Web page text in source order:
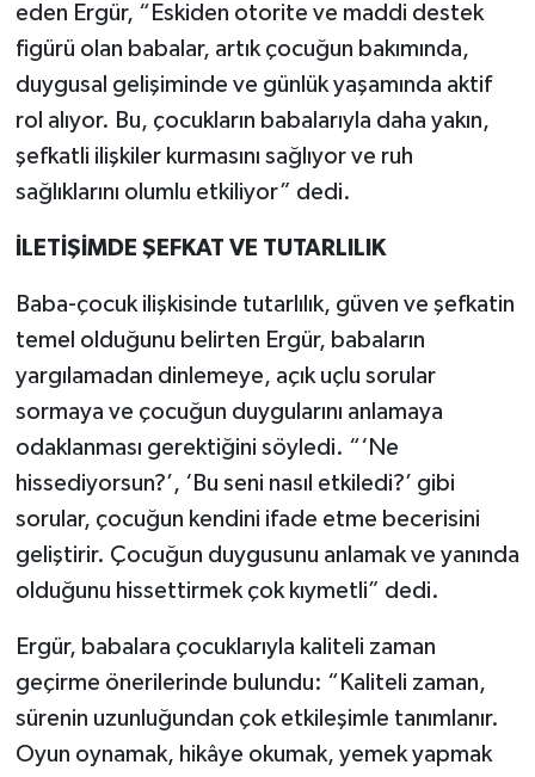
eden Ergür, “Eskiden otorite ve maddi destek
figürü olan babalar, artık çocuğun bakımında,
duygusal gelişiminde ve günlük yaşamında aktif
rol alıyor. Bu, çocukların babalarıyla daha yakın,
şefkatli ilişkiler kurmasını sağlıyor ve ruh
sağlıklarını olumlu etkiliyor” dedi.
İLETİŞİMDE ŞEFKAT VE TUTARLILIK
Baba-çocuk ilişkisinde tutarlılık, güven ve şefkatin
temel olduğunu belirten Ergür, babaların
yargılamadan dinlemeye, açık uçlu sorular
sormaya ve çocuğun duygularını anlamaya
odaklanması gerektiğini söyledi. “‘Ne
hissediyorsun?’, ‘Bu seni nasıl etkiledi?’ gibi
sorular, çocuğun kendini ifade etme becerisini
geliştirir. Çocuğun duygusunu anlamak ve yanında
olduğunu hissettirmek çok kıymetli” dedi.
Ergür, babalara çocuklarıyla kaliteli zaman
geçirme önerilerinde bulundu: “Kaliteli zaman,
sürenin uzunluğundan çok etkileşimle tanımlanır.
Oyun oynamak, hikâye okumak, yemek yapmak